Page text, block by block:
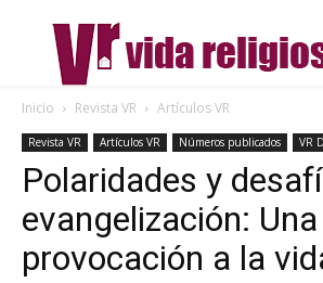
Inicio Revista VR Artículos VR
Revista VR Artículos VR Números publicados VR
Polaridades y
evangelización: Una
provocación a la